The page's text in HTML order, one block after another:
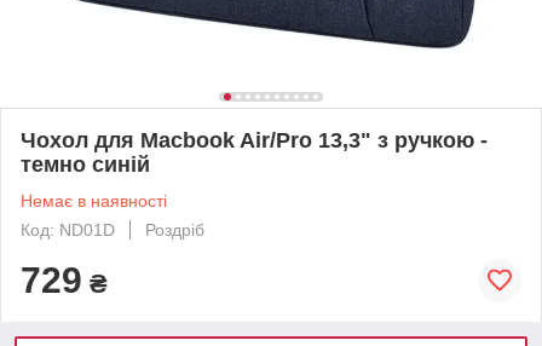
Чохол для Macbook Air/Pro 13,3" з ручкою -
темно синій
Немає в наявності
Код: ND01D
Роздріб
729 ₴